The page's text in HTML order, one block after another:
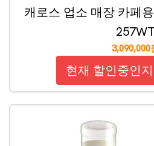
캐로스 업소 매장 카페
257WT
3,090,000
현재 할인중인